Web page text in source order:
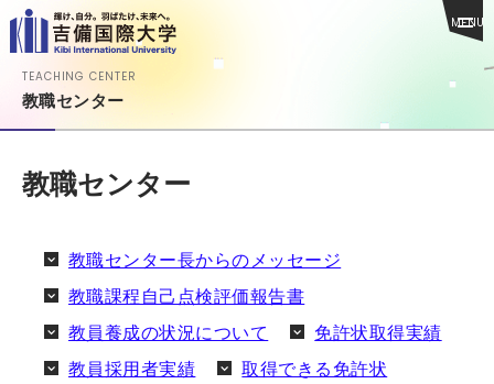
MENU
TEACHING CENTER
教職センター
教職センター
教職センター長からのメッセージ
教職課程自己点検評価報告書
教員養成の状況について
免許状取得実績
教員採用者実績
取得できる免許状